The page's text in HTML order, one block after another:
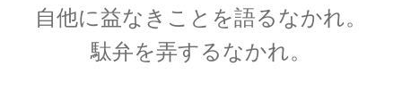
オックスフォード（OXFORD）
自他に益なきことを語るなかれ。
駄弁を弄するなかれ。